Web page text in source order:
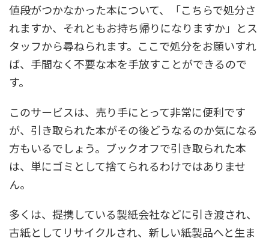
値段がつかなかった本について、「こちらで処分さ
れますか、それともお持ち帰りになりますか」とス
タッフから尋ねられます。ここで処分をお願いすれ
ば、手間なく不要な本を手放すことができるので
す。
このサービスは、売り手にとって非常に便利です
が、引き取られた本がその後どうなるのか気になる
方もいるでしょう。ブックオフで引き取られた本
は、単にゴミとして捨てられるわけではありませ
ん。
多くは、提携している製紙会社などに引き渡され、
古紙としてリサイクルされ、新しい紙製品へと生ま